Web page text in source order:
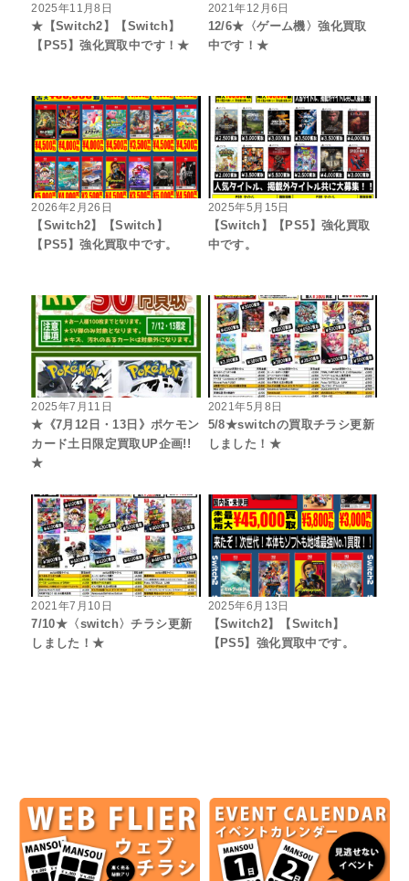
2025年11月8日
★【Switch2】【Switch】
【PS5】強化買取中です！★
2021年12月6日
12/6★〈ゲーム機〉強化買取
中です！★
2026年2月26日
【Switch2】【Switch】
【PS5】強化買取中です。
2025年5月15日
【Switch】【PS5】強化買取
中です。
2025年7月11日
★《7月12日・13日》ポケモン
カード土日限定買取UP企画!!
★
2021年5月8日
5/8★switchの買取チラシ更新
しました！★
2021年7月10日
7/10★〈switch〉チラシ更新
しました！★
2025年6月13日
【Switch2】【Switch】
【PS5】強化買取中です。